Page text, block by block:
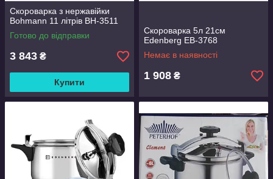
Скороварка з нержавійки
Bohmann 11 літрів BH-3511
Готово до відправки
3 843 ₴
Купити
Скороварка 5л 21см
Edenberg EB-3768
Немає в наявності
1 908 ₴